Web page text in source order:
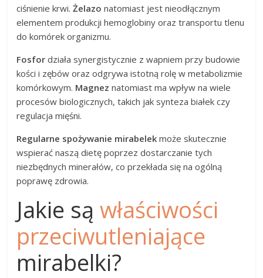
ciśnienie krwi.Żelazo natomiast jest nieodłącznym
elementem produkcji hemoglobiny oraz transportu tlenu
do komórek organizmu.
Fosfor działa synergistycznie z wapniem przy budowie
kości i zębów oraz odgrywa istotną rolę w metabolizmie
komórkowym. Magnez natomiast ma wpływ na wiele
procesów biologicznych, takich jak synteza białek czy
regulacja mięśni.
Regularne spożywanie mirabelek może skutecznie
wspierać naszą dietę poprzez dostarczanie tych
niezbędnych minerałów, co przekłada się na ogólną
poprawę zdrowia.
Jakie sąwłaściwości
przeciwutleniające
mirabelki?